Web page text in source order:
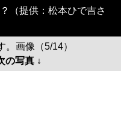
（提供：松本ひで吉さ
。画像（5/14）
の写真 ↓